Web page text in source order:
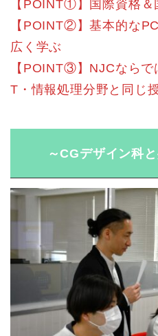
【POINT①】国際資格
【POINT②】基本的な
広く学ぶ
【POINT③】NJCなら
T・情報処理分野と同じ
～CGデザイン科